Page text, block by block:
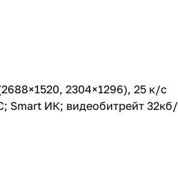
2304×1296), 25 к/с
Smart ИК; видеобитрейт 32кб/